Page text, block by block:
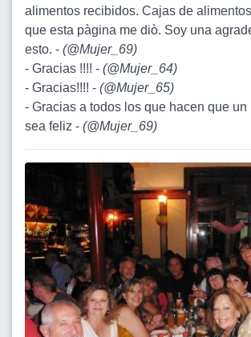
alimentos recibidos. Cajas de
que esta pàgina me diò. Soy una
esto. - (@Mujer_69)
- Gracias !!!! - (@Mujer_64)
- Gracias!!!! - (@Mujer_65)
- Gracias a todos los que hacen que un
sea feliz - (@Mujer_69)